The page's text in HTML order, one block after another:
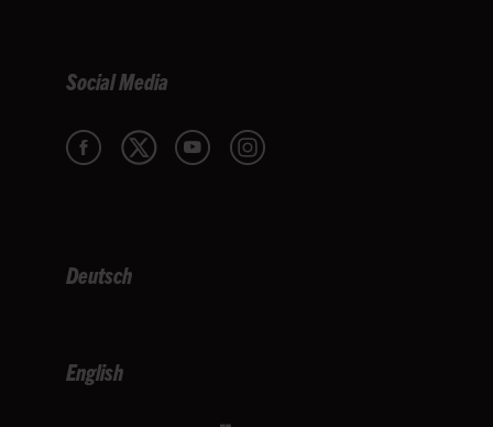
Social Media
Deutsch
English